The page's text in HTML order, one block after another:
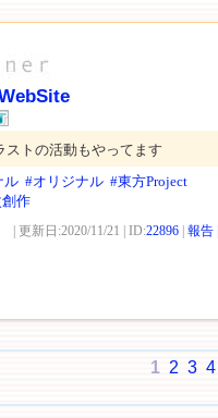
ストの活動もやってます
ル #オリジナル #東方Project
作
| 更新日:2020/11/21 | ID:22896 報告
1 2 3 4